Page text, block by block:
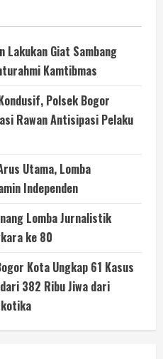
Lakukan Giat Sambang
Kamtibmas
Polsek Bogor
Rawan Antisipasi Pelaku
Utama, Lomba
Independen
Lomba Jurnalistik
ke 80
Kota Ungkap 61 Kasus
382 Ribu Jiwa dari